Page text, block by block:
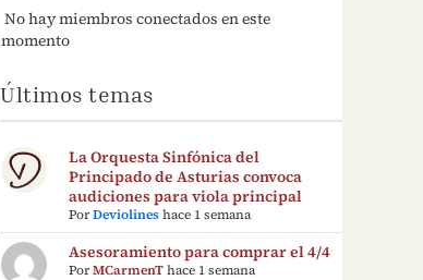
No hay miembros conectados en este
momento
Últimos temas
La Orquesta Sinfónica del
Principado de Asturias convoca
audiciones para viola principal
PorDeviolines hace 1 semana
Asesoramiento para comprar el 4/4
PorMCarmenT hace 1 semana